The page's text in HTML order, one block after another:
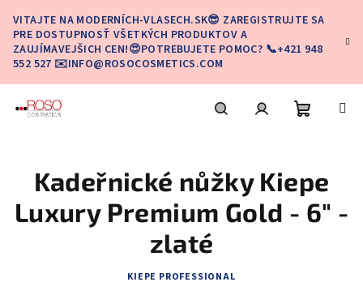
obsah
VITAJTE NA MODERNÍCH-VLASECH.SK😎 ZAREGISTRUJTE SA
PRE DOSTUPNOSŤ VŠETKÝCH PRODUKTOV A
ZAUJÍMAVEJŠICH CEN!😍POTREBUJETE POMOC? 📞+421 948
552 527 ✉️INFO@ROSOCOSMETICS.COM
košík
Kadeřnické nůžky Kiepe
Luxury Premium Gold - 6" -
zlaté
KIEPE PROFESSIONAL